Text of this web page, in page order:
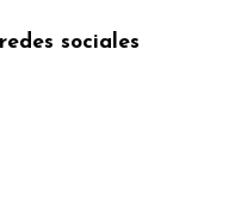
sociales